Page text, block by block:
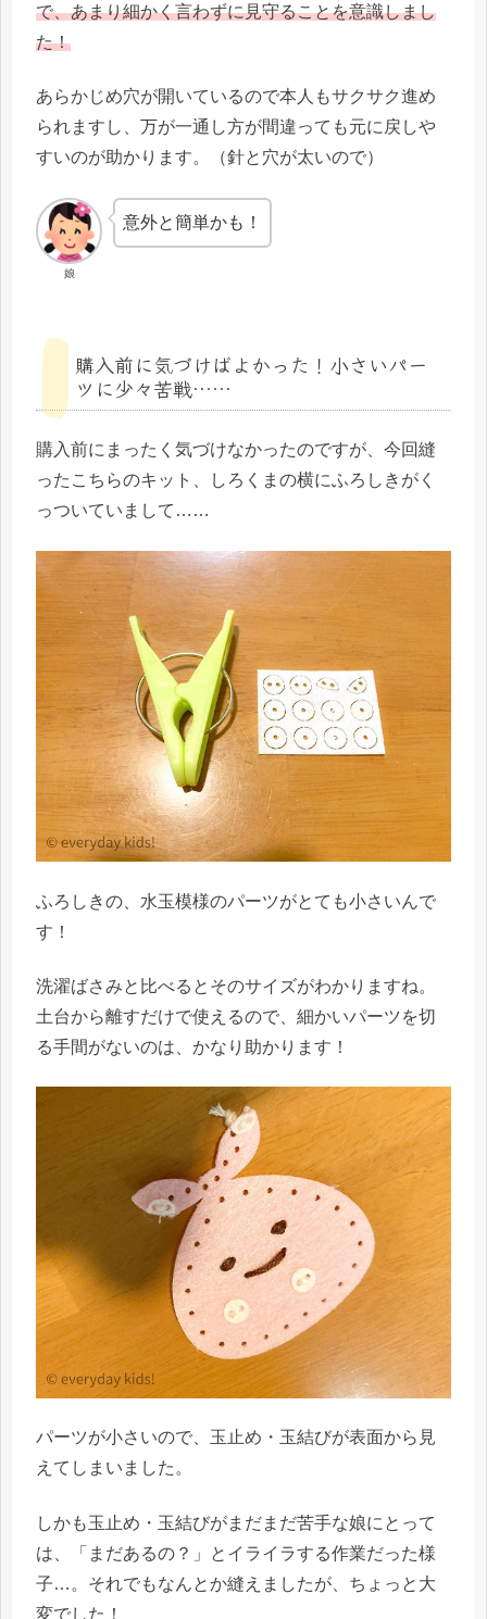
で、あまり細かく言わずに見守ることを意識しまし
た！
あらかじめ穴が開いているので本人もサクサク進め
られますし、万が一通し方が間違っても元に戻しや
すいのが助かります。（針と穴が太いので）
娘
意外と簡単かも！
購入前に気づけばよかった！小さいパー
ツに少々苦戦……
購入前にまったく気づけなかったのですが、今回縫
ったこちらのキット、しろくまの横にふろしきがく
っついていまして……
ふろしきの、水玉模様のパーツがとても小さいんで
す！
洗濯ばさみと比べるとそのサイズがわかりますね。
土台から離すだけで使えるので、細かいパーツを切
る手間がないのは、かなり助かります！
パーツが小さいので、玉止め・玉結びが表面から見
えてしまいました。
しかも玉止め・玉結びがまだまだ苦手な娘にとって
は、「まだあるの？」とイライラする作業だった様
子…。それでもなんとか縫えましたが、ちょっと大
変でした！